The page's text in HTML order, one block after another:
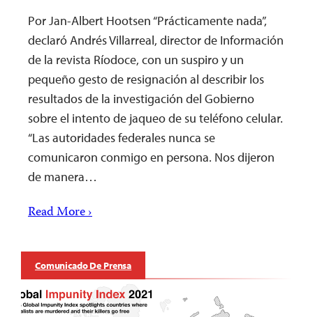
Por Jan-Albert Hootsen “Prácticamente nada”,
declaró Andrés Villarreal, director de Información
de la revista Ríodoce, con un suspiro y un
pequeño gesto de resignación al describir los
resultados de la investigación del Gobierno
sobre el intento de jaqueo de su teléfono celular.
“Las autoridades federales nunca se
comunicaron conmigo en persona. Nos dijeron
de manera…
Read More ›
Comunicado De Prensa